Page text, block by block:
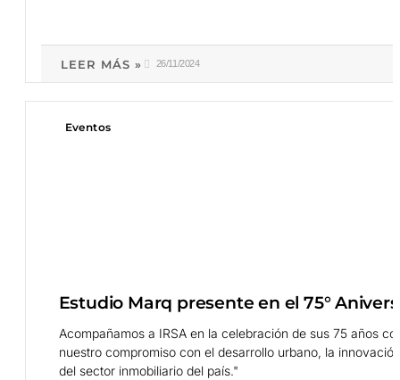
LEER MÁS » 26/11/2024
Eventos
Estudio Marq presente en el 75°
Acompañamos a IRSA en la celebración de sus 75 años
nuestro compromiso con el desarrollo urbano, la
del sector inmobiliario del país."